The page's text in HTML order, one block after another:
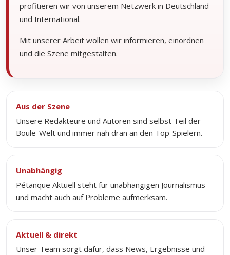
profitieren wir von unserem Netzwerk in Deutschland
und International.
Mit unserer Arbeit wollen wir informieren, einordnen
und die Szene mitgestalten.
Aus der Szene
Unsere Redakteure und Autoren sind selbst Teil der
Boule-Welt und immer nah dran an den Top-Spielern.
Unabhängig
Pétanque Aktuell steht für unabhängigen Journalismus
und macht auch auf Probleme aufmerksam.
Aktuell & direkt
Unser Team sorgt dafür, dass News, Ergebnisse und